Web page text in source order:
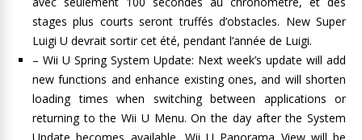
stages plus courts seront truffés d’obstacles. New Super
Luigi U devrait sortir cet été, pendant l’année de Luigi.
– Wii U Spring System Update: Next week’s update will add
new functions and enhance existing ones, and will shorten
loading times when switching between applications or
returning to the Wii U Menu. On the day after the System